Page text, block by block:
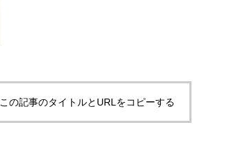
この記事のタイトルとURLをコピーする